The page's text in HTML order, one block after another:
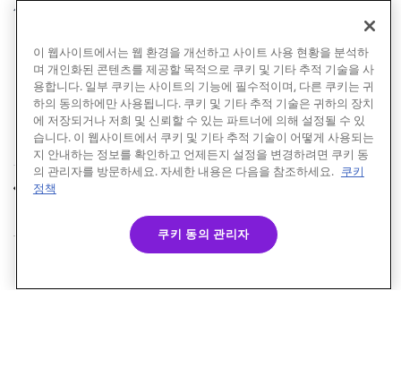
세요.
이전
© Braze. All Rights Reserved Privacy Policy
이 웹사이트에서는 웹 환경을 개선하고 사이트 사용 현황을 분석하
며 개인화된 콘텐츠를 제공할 목적으로 쿠키 및 기타 추적 기술을 사
용합니다. 일부 쿠키는 사이트의 기능에 필수적이며, 다른 쿠키는 귀
하의 동의하에만 사용됩니다. 쿠키 및 기타 추적 기술은 귀하의 장치
에 저장되거나 저희 및 신뢰할 수 있는 파트너에 의해 설정될 수 있
습니다. 이 웹사이트에서 쿠키 및 기타 추적 기술이 어떻게 사용되는
지 안내하는 정보를 확인하고 언제든지 설정을 변경하려면 쿠키 동
의 관리자를 방문하세요. 자세한 내용은 다음을 참조하세요. 쿠키
정책
쿠키 동의 관리자